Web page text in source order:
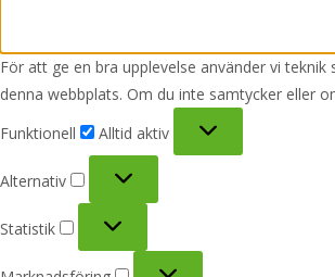
För att ge en bra upplevelse använder vi
denna webbplats. Om du inte samtycker eller
Funktionell
Alltid aktiv
Alternativ
Alternativ
Statistik
Statistik
Marknadsföring